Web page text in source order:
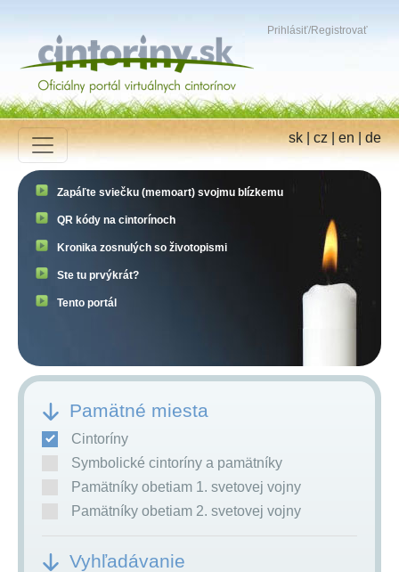
Prihlásiť/Registrovať
sk|cz|en|de
Zapáľte sviečku (memoart) svojmu blízkemu
QR kódy na cintorínoch
Kronika zosnulých so životopismi
Ste tu prvýkrát?
Tento portál
Pamätné miesta
Cintoríny
Symbolické cintoríny a pamätníky
Pamätníky obetiam 1. svetovej vojny
Pamätníky obetiam 2. svetovej vojny
Vyhľadávanie